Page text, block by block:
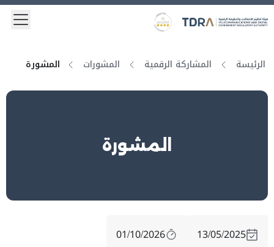
Logo
Gold star Logo
الرئيسة المشاركة الرقمية المشورات المشورة
المشورة
13/05/2025
01/10/2026